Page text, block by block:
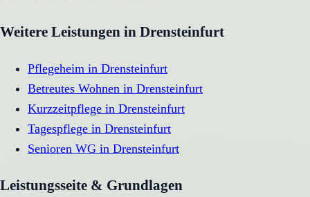
Weitere Leistungen in Drensteinfurt
Pflegeheim in Drensteinfurt
Betreutes Wohnen in Drensteinfurt
Kurzzeitpflege in Drensteinfurt
Tagespflege in Drensteinfurt
Senioren WG in Drensteinfurt
Leistungsseite & Grundlagen